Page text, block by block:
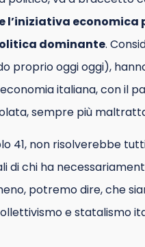
l’iniziativa
dominante.
proprio oggi oggi),
italiana, con il
sempre più
41, non risolverebbe
di chi ha
potremo dire, che
e statalismo